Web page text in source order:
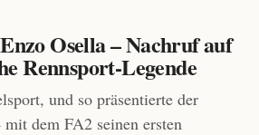
Osella – Nachruf auf
Rennsport-Legende
und so präsentierte der
dem FA2 seinen ersten